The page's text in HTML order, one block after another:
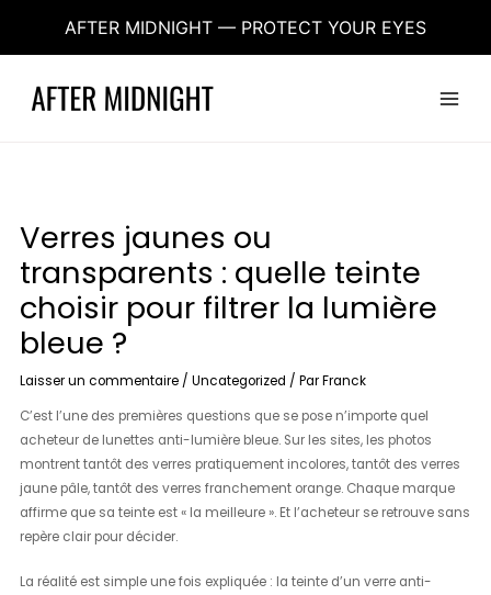
AFTER MIDNIGHT — PROTECT YOUR EYES
contenu
Menu
Verres jaunes ou
transparents : quelle teinte
choisir pour filtrer la lumière
bleue ?
Laisser un commentaire /Uncategorized / ParFranck
C’est l’une des premières questions que se pose n’importe quel
acheteur de lunettes anti-lumière bleue. Sur les sites, les photos
montrent tantôt des verres pratiquement incolores, tantôt des verres
jaune pâle, tantôt des verres franchement orange. Chaque marque
affirme que sa teinte est « la meilleure ». Et l’acheteur se retrouve sans
repère clair pour décider.
La réalité est simple une fois expliquée : la teinte d’un verre anti-